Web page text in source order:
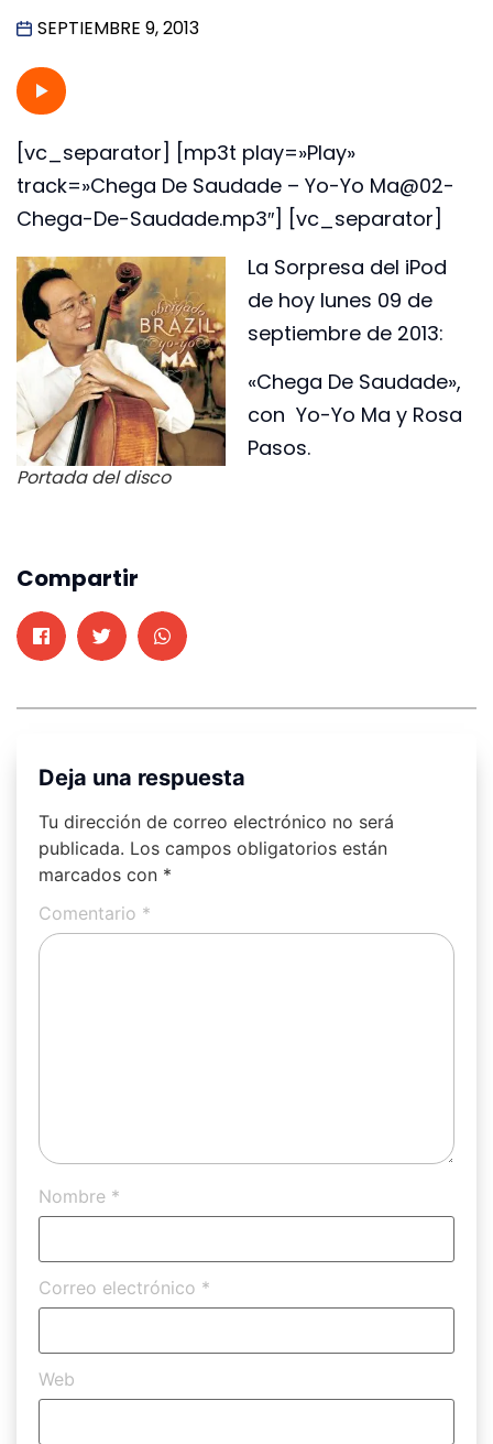
SEPTIEMBRE 9, 2013
[vc_separator] [mp3t play=»Play»
track=»Chega De Saudade – Yo-Yo Ma@02-
Chega-De-Saudade.mp3″] [vc_separator]
Portada del disco
La Sorpresa del iPod
de hoy lunes 09 de
septiembre de 2013:
«Chega De Saudade»,
con Yo-Yo Ma y Rosa
Pasos.
Compartir
Deja una respuesta
Tu dirección de correo electrónico no será
publicada. Los campos obligatorios están
marcados con *
Comentario *
Nombre *
Correo electrónico *
Web